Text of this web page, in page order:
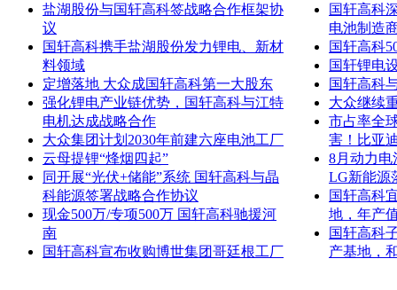
盐湖股份与国轩高科签战略合作框架协
议
国轩高科携手盐湖股份发力锂电、新材
料领域
定增落地 大众成国轩高科第一大股东
强化锂电产业链优势，国轩高科与江特
电机达成战略合作
大众集团计划2030年前建六座电池工厂
云母提锂“烽烟四起”
同开展“光伏+储能”系统 国轩高科与晶
科能源签署战略合作协议
现金500万/专项500万 国轩高科驰援河
南
国轩高科宣布收购博世集团哥廷根工厂
国轩高科
电池制造
国轩高科
国轩锂电
国轩高科
大众继续
市占率全
害！比亚
8月动力电
LG新能源
国轩高科
地，年产
国轩高科
产基地，